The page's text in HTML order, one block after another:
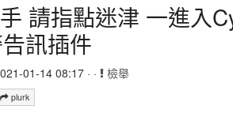
請指點迷津 一進入
訊插件
01-14 08:17 · · 檢舉
plurk